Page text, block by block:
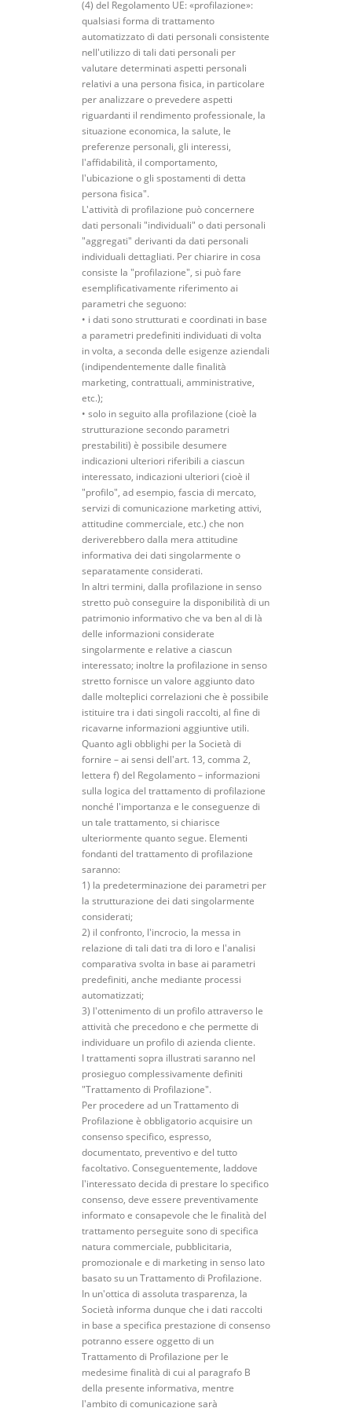
(4) del Regolamento UE: «profilazione»:
qualsiasi forma di trattamento
automatizzato di dati personali consistente
nell'utilizzo di tali dati personali per
valutare determinati aspetti personali
relativi a una persona fisica, in particolare
per analizzare o prevedere aspetti
riguardanti il rendimento professionale, la
situazione economica, la salute, le
preferenze personali, gli interessi,
l'affidabilità, il comportamento,
l'ubicazione o gli spostamenti di detta
persona fisica".
L'attività di profilazione può concernere
dati personali "individuali" o dati personali
"aggregati" derivanti da dati personali
individuali dettagliati. Per chiarire in cosa
consiste la "profilazione", si può fare
esemplificativamente riferimento ai
parametri che seguono:
• i dati sono strutturati e coordinati in base
a parametri predefiniti individuati di volta
in volta, a seconda delle esigenze aziendali
(indipendentemente dalle finalità
marketing, contrattuali, amministrative,
etc.);
• solo in seguito alla profilazione (cioè la
strutturazione secondo parametri
prestabiliti) è possibile desumere
indicazioni ulteriori riferibili a ciascun
interessato, indicazioni ulteriori (cioè il
"profilo", ad esempio, fascia di mercato,
servizi di comunicazione marketing attivi,
attitudine commerciale, etc.) che non
deriverebbero dalla mera attitudine
informativa dei dati singolarmente o
separatamente considerati.
In altri termini, dalla profilazione in senso
stretto può conseguire la disponibilità di un
patrimonio informativo che va ben al di là
delle informazioni considerate
singolarmente e relative a ciascun
interessato; inoltre la profilazione in senso
stretto fornisce un valore aggiunto dato
dalle molteplici correlazioni che è possibile
istituire tra i dati singoli raccolti, al fine di
ricavarne informazioni aggiuntive utili.
Quanto agli obblighi per la Società di
fornire – ai sensi dell'art. 13, comma 2,
lettera f) del Regolamento – informazioni
sulla logica del trattamento di profilazione
nonché l'importanza e le conseguenze di
un tale trattamento, si chiarisce
ulteriormente quanto segue. Elementi
fondanti del trattamento di profilazione
saranno:
1) la predeterminazione dei parametri per
la strutturazione dei dati singolarmente
considerati;
2) il confronto, l'incrocio, la messa in
relazione di tali dati tra di loro e l'analisi
comparativa svolta in base ai parametri
predefiniti, anche mediante processi
automatizzati;
3) l'ottenimento di un profilo attraverso le
attività che precedono e che permette di
individuare un profilo di azienda cliente.
I trattamenti sopra illustrati saranno nel
prosieguo complessivamente definiti
"Trattamento di Profilazione".
Per procedere ad un Trattamento di
Profilazione è obbligatorio acquisire un
consenso specifico, espresso,
documentato, preventivo e del tutto
facoltativo. Conseguentemente, laddove
l'interessato decida di prestare lo specifico
consenso, deve essere preventivamente
informato e consapevole che le finalità del
trattamento perseguite sono di specifica
natura commerciale, pubblicitaria,
promozionale e di marketing in senso lato
basato su un Trattamento di Profilazione.
In un'ottica di assoluta trasparenza, la
Società informa dunque che i dati raccolti
in base a specifica prestazione di consenso
potranno essere oggetto di un
Trattamento di Profilazione per le
medesime finalità di cui al paragrafo B
della presente informativa, mentre
l'ambito di comunicazione sarà